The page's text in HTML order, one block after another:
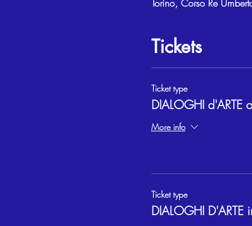
Torino, Corso Re
Tickets
Ticket type
DIALOGHI d'ARTE
More info
Ticket type
DIALOGHI D'ARTE